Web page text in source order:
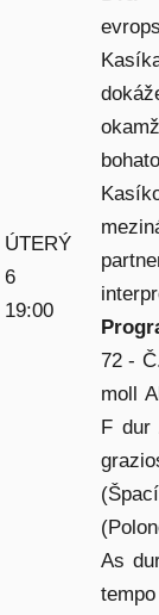
ÚTERÝ
6
19:00
72 -
moll
F dur
As